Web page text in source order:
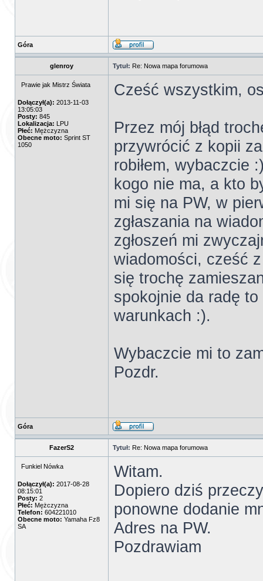
Góra
glenroy Tytuł: Re: Nowa mapa forumowa
Prawie jak Mistrz Świata
Dołączył(a): 2013-11-03
13:05:03
Posty: 845
Lokalizacja: LPU
Płeć: Mężczyzna
Obecne moto: Sprint ST
1050
Cześć wszystkim,
Przez mój błąd
przywrócić z kopii
robiłem, wybaczcie
kogo nie ma, a kto
mi się na PW, w
zgłaszania na
zgłoszeń mi
wiadomości, cześć
się trochę
spokojnie da radę
warunkach :).
Wybaczcie mi to
Pozdr.
Góra
FazerS2 Tytuł: Re: Nowa mapa forumowa
Funkiel Nówka
Dołączył(a): 2017-08-28
08:15:01
Posty: 2
Płeć: Mężczyzna
Telefon: 604221010
Obecne moto: Yamaha Fz8
SA
Witam.
Dopiero dziś
ponowne dodanie
Adres na PW.
Pozdrawiam